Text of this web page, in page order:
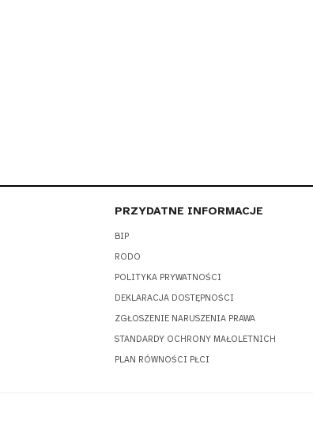
PRZYDATNE INFORMACJE
BIP
RODO
POLITYKA PRYWATNOŚCI
DEKLARACJA DOSTĘPNOŚCI
ZGŁOSZENIE NARUSZENIA PRAWA
STANDARDY OCHRONY MAŁOLETNICH
PLAN RÓWNOŚCI PŁCI